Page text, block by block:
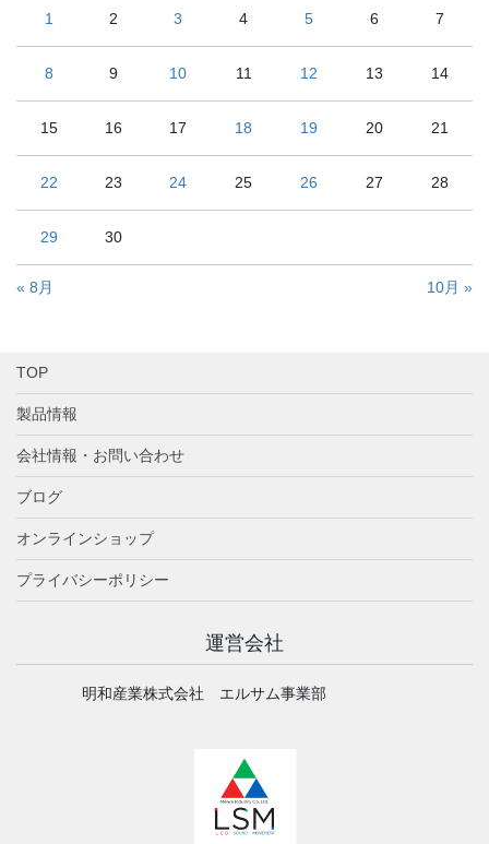
1 2 3 4 5 6 7
8 9 10 11 12 13 14
15 16 17 18 19 20 21
22 23 24 25 26 27 28
29 30
« 8月 10月 »
TOP
製品情報
会社情報・お問い合わせ
ブログ
オンラインショップ
プライバシーポリシー
運営会社
明和産業株式会社 エルサム事業部